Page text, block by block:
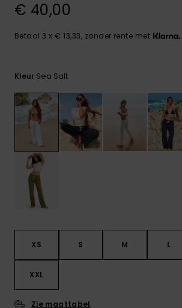
Shorts
€ 40,00
Betaal 3 x € 13,33, zonder rente met
Kleur Sea Salt
XS S M L
XXL
Zie maattabel